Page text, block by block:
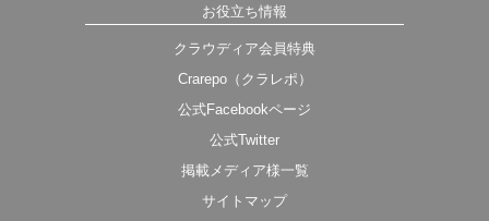
お役立ち情報
クラウディア会員特典
Crarepo（クラレポ）
公式Facebookページ
公式Twitter
掲載メディア様一覧
サイトマップ